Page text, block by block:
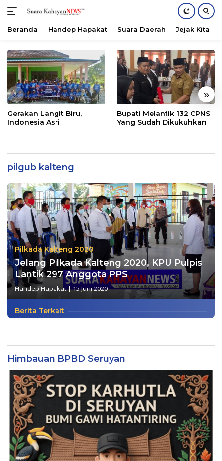
konten
Beranda Handep Hapakat Suara Daerah Jejak Kita
« »
Gerakan Langit Biru,
Indonesia Asri
Bupati Melantik 132 CPNS
Yang Sudah Dikukuhkan
pilgub kalteng
Pilkada Kalteng 2020
Jelang Pilkada Kalteng 2020, KPU Pulpis
Lantik 297 Anggota PPS
Handep Hapakat|15 Juni 2020
Berita Terkait
Himbauan BPBD Seruyan